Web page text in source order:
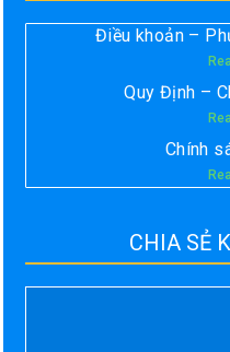
Điều khoản –
Quy Định –
Chính
CHIA SẺ